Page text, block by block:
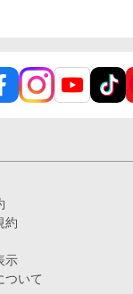
約
示
ついて